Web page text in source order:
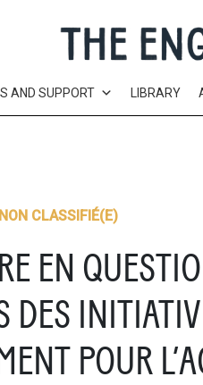
AND SUPPORT LIBRARY
NON CLASSIFIÉ(E)
EN
DES
POUR